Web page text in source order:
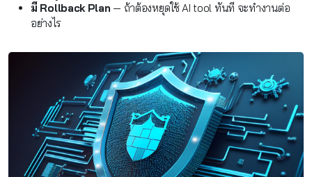
มี Rollback Plan — ถ้าต้องหยุดใช้ AI tool ทันที จะทำงานต่อ
อย่างไร